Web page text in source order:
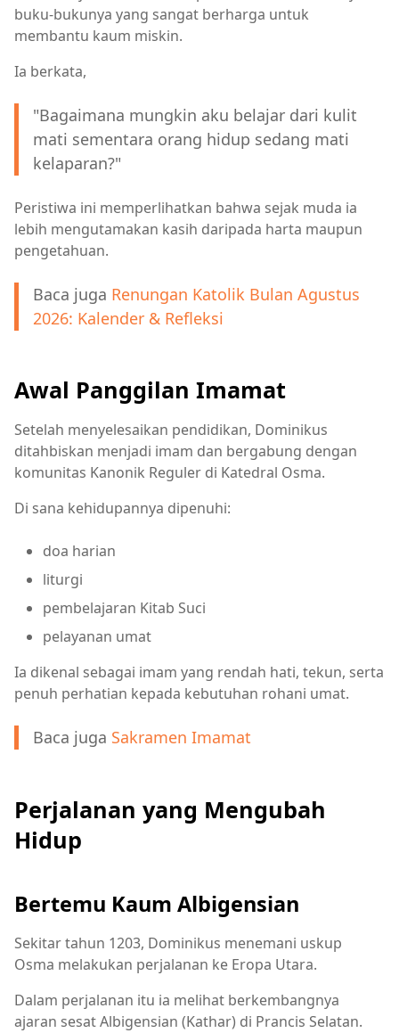
buku-bukunya yang sangat berharga untuk
membantu kaum miskin.
Ia berkata,
"Bagaimana mungkin aku belajar dari kulit
mati sementara orang hidup sedang mati
kelaparan?"
Peristiwa ini memperlihatkan bahwa sejak muda ia
lebih mengutamakan kasih daripada harta maupun
pengetahuan.
Baca juga Renungan Katolik Bulan Agustus
2026: Kalender & Refleksi
Awal Panggilan Imamat
Setelah menyelesaikan pendidikan, Dominikus
ditahbiskan menjadi imam dan bergabung dengan
komunitas Kanonik Reguler di Katedral Osma.
Di sana kehidupannya dipenuhi:
doa harian
liturgi
pembelajaran Kitab Suci
pelayanan umat
Ia dikenal sebagai imam yang rendah hati, tekun, serta
penuh perhatian kepada kebutuhan rohani umat.
Baca juga Sakramen Imamat
Perjalanan yang Mengubah
Hidup
Bertemu Kaum Albigensian
Sekitar tahun 1203, Dominikus menemani uskup
Osma melakukan perjalanan ke Eropa Utara.
Dalam perjalanan itu ia melihat berkembangnya
ajaran sesat Albigensian (Kathar) di Prancis Selatan.